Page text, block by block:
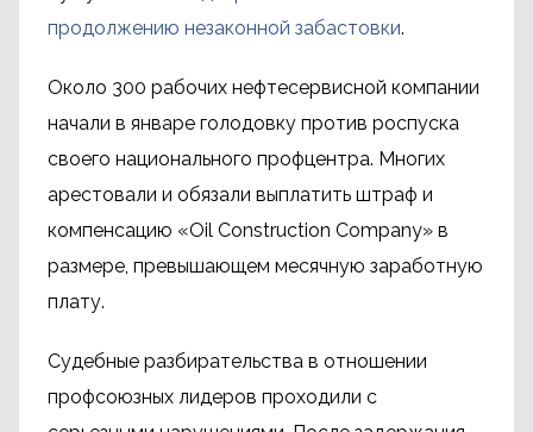
продолжению незаконной забастовки.
Около 300 рабочих нефтесервисной компании
начали в январе голодовку против роспуска
своего национального профцентра. Многих
арестовали и обязали выплатить штраф и
компенсацию «Oil Construction Company» в
размере, превышающем месячную заработную
плату.
Судебные разбирательства в отношении
профсоюзных лидеров проходили с